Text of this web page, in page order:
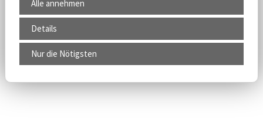
Alle annehmen
Details
Nur die Nötigsten